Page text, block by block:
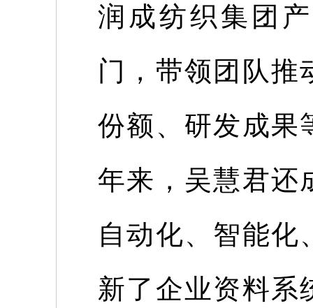
润成纺织集团
门，带领团队推
份额、研发成果
年来，吴慧君还
自动化、智能化
新了企业资料系